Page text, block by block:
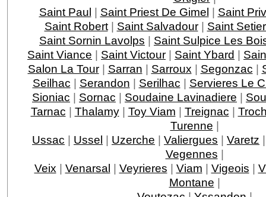
Saint Paul | Saint Priest De Gimel | Saint
Saint Robert| Saint Salvadour| Saint
Saint Sornin Lavolps | Saint Sulpice Les
Saint Viance | Saint Victour | Saint Ybard |
Salon La Tour| Sarran | Sarroux | Segonzac |
Seilhac | Serandon | Serilhac | Servieres Le
Sioniac | Sornac | Soudaine Lavinadiere |
Tarnac | Thalamy| Toy Viam | Treignac |
Turenne |
Ussac | Ussel | Uzerche | Valiergues | Varetz
Vegennes |
Veix | Venarsal | Veyrieres | Viam | Vigeois |
Montane |